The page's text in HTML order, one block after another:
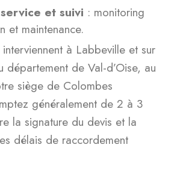
et suivi : monitoring
et maintenance.
à Labbeville et sur
département de Val-d’Oise, au
siège de Colombes
généralement de 2 à 3
la signature du devis et la
délais de raccordement